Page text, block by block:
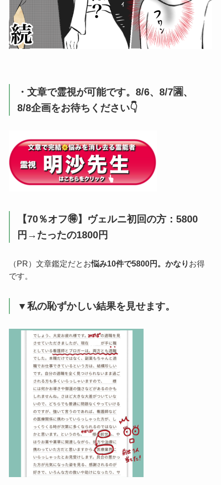
・文章で霊視が可能です。8/6、8/7🈵、
8/8企画をお待ちください👇️
【70％オフ🉐】ヴェルニ初回の方：5800
円→たったの1800円
（PR）文章鑑定だとお悩み10件で5800円。かなり お得
です。
▼私の恥ずかしい結果を見せます。